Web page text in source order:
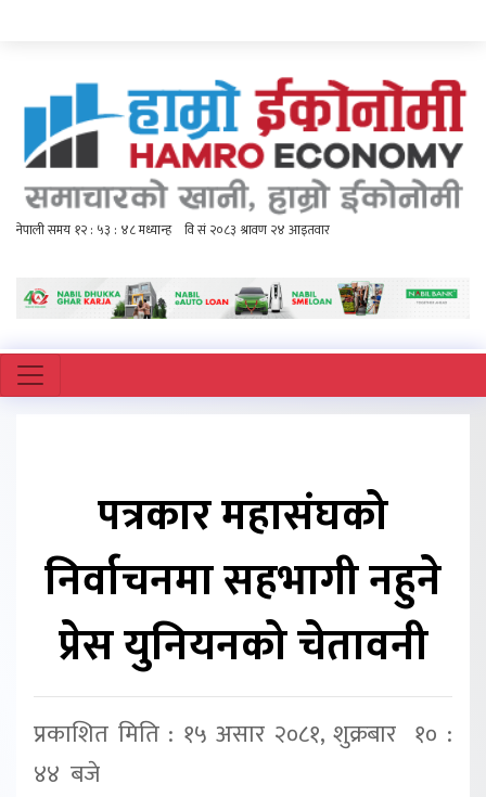
पत्रकार महासंघको
निर्वाचनमा सहभागी नहुने
प्रेस युनियनको चेतावनी
प्रकाशित मिति : १५ असार २०८१, शुक्रबार १० :
४४ बजे